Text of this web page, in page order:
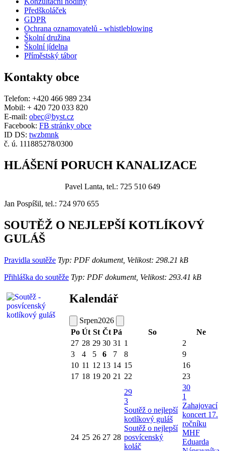
Předškoláček
GDPR
Ochrana oznamovatelů - whistleblowing
Školní družina
Školní jídelna
Příměstský tábor
Kontakty obce
Telefon: +420 466 989 234
Mobil: + 420 720 033 820
E-mail: obec@byst.cz
Facebook: FB stránky obce
ID DS: twzbmnk
č. ú. 111885278/0300
HLÁŠENÍ PORUCH KANALIZACE
Pavel Lanta, tel.: 725 510 649
Jan Pospíšil, tel.: 724 970 655
SOUTĚŽ O NEJLEPŠÍ KOTLÍKOVÝ
GULÁŠ
Pravidla soutěže Typ: PDF dokument, Velikost: 298.21 kB
Přihláška do soutěže Typ: PDF dokument, Velikost: 293.41 kB
Kalendář
Srpen2026
Po Út St Čt Pá So
Ne
27 28 29 30 31 1
2
3
4 5 6 7 8
9
10 11 12 13 14 15
16
17 18 19 20 21 22 23
24 25 26 27 28
29
3
Soutěž o nejlepší
kotlíkový guláš
Soutěž o nejlepší
posvícenský
koláč
30
1
Zahajovací
koncert 17.
ročníku
MHF
Eduarda